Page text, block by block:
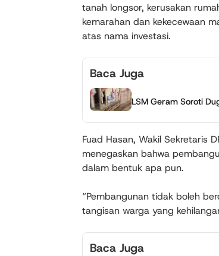
tanah longsor, kerusakan
kemarahan dan kekecewaan
atas nama investasi.
Baca Juga
LSM Geram Soroti
Fuad Hasan, Wakil Sekretaris
menegaskan bahwa
dalam bentuk apa pun.
“Pembangunan tidak boleh
tangisan warga yang
Baca Juga